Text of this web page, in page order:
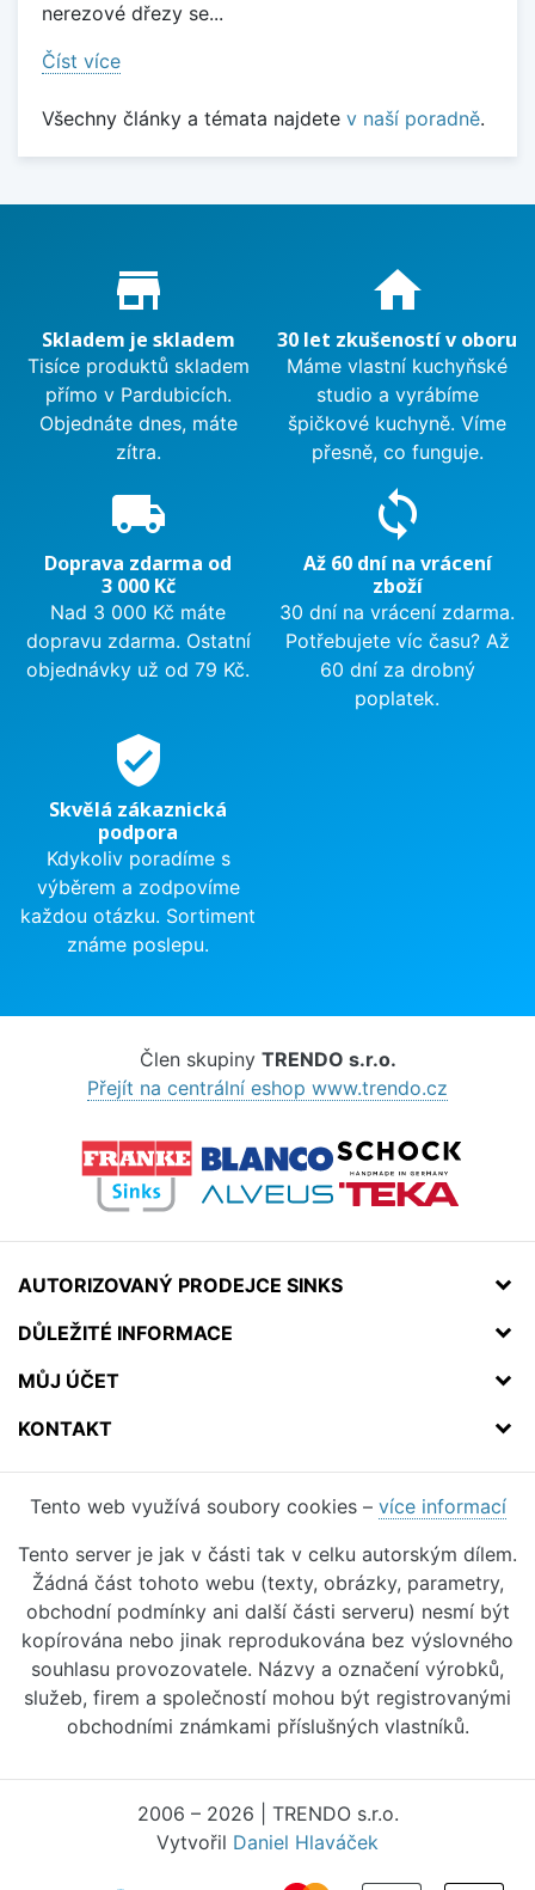
nerezové dřezy se...
Číst více
Všechny články a témata najdete v naší poradně.
Proč nakupovat u nás?
store_mall_directory
Skladem je skladem
Tisíce produktů skladem
přímo v Pardubicích.
Objednáte dnes, máte
zítra.
home
30 let zkušeností v oboru
Máme vlastní kuchyňské
studio a vyrábíme
špičkové kuchyně. Víme
přesně, co funguje.
local_shipping
Doprava zdarma od
3 000 Kč
Nad 3 000 Kč máte
dopravu zdarma. Ostatní
objednávky už od 79 Kč.
sync
Až 60 dní na vrácení
zboží
30 dní na vrácení zdarma.
Potřebujete víc času? Až
60 dní za drobný
poplatek.
verified_user
Skvělá zákaznická
podpora
Kdykoliv poradíme s
výběrem a zodpovíme
každou otázku. Sortiment
známe poslepu.
Člen skupiny TRENDO s.r.o.
Přejít na centrální eshop www.trendo.cz
AUTORIZOVANÝ PRODEJCE SINKS
DŮLEŽITÉ INFORMACE
MŮJ ÚČET
KONTAKT
Tento web využívá soubory cookies – více informací
Tento server je jak v části tak v celku autorským dílem.
Žádná část tohoto webu (texty, obrázky, parametry,
obchodní podmínky ani další části serveru) nesmí být
kopírována nebo jinak reprodukována bez výslovného
souhlasu provozovatele. Názvy a označení výrobků,
služeb, firem a společností mohou být registrovanými
obchodními známkami příslušných vlastníků.
2006 – 2026 | TRENDO s.r.o.
Vytvořil Daniel Hlaváček